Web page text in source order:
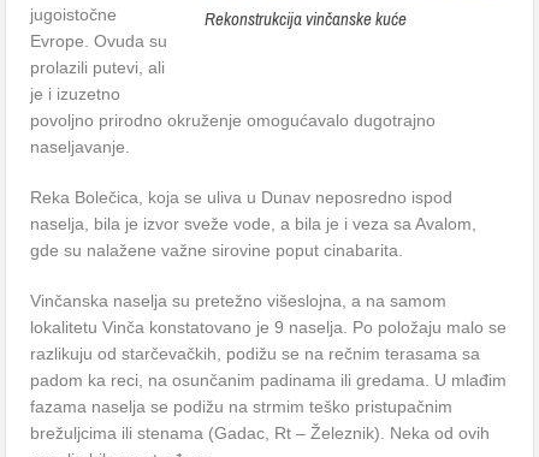
Rekonstrukcija vinčanske kuće
jugoistočne
Evrope. Ovuda su
prolazili putevi, ali
je i izuzetno
povoljno prirodno okruženje omogućavalo dugotrajno
naseljavanje.
Reka Bolečica, koja se uliva u Dunav neposredno ispod
naselja, bila je izvor sveže vode, a bila je i veza sa Avalom,
gde su nalažene važne sirovine poput cinabarita.
Vinčanska naselja su pretežno višeslojna, a na samom
lokalitetu Vinča konstatovano je 9 naselja. Po položaju malo se
razlikuju od starčevačkih, podižu se na rečnim terasama sa
padom ka reci, na osunčanim padinama ili gredama. U mlađim
fazama naselja se podižu na strmim teško pristupačnim
brežuljcima ili stenama (Gadac, Rt – Železnik). Neka od ovih